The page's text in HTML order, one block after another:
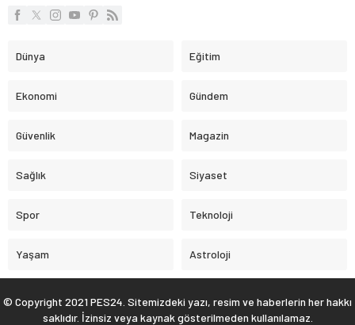
Dünya Eğitim
Ekonomi Gündem
Güvenlik Magazin
Sağlık Siyaset
Spor Teknoloji
Yaşam Astroloji
© Copyright 2021 PES24. Sitemizdeki yazı, resim ve haberlerin her hakkı
saklıdır. İzinsiz veya kaynak gösterilmeden kullanılamaz.